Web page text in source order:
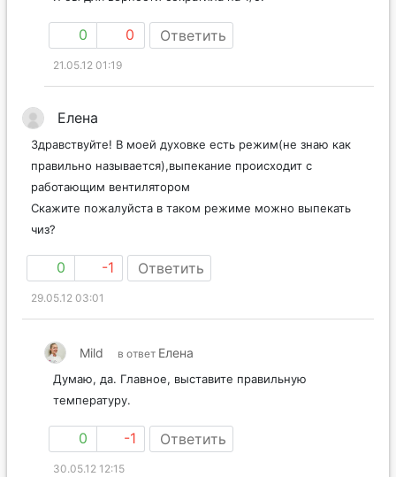
0 0 Ответить
21.05.12 01:19
Елена
Здравствуйте! В моей духовке есть режим(не знаю как
правильно называется),выпекание происходит с
работающим вентилятором
Скажите пожалуйста в таком режиме можно выпекать
чиз?
0 -1 Ответить
29.05.12 03:01
Mild в ответ Елена
Думаю, да. Главное, выставите правильную
температуру.
0 -1 Ответить
30.05.12 12:15